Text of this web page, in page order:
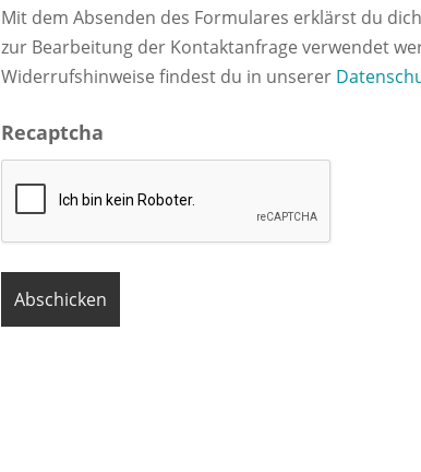
Mit dem Absenden des Formulares erklärst du
zur Bearbeitung der Kontaktanfrage verwendet
Widerrufshinweise findest du in unserer
Recaptcha